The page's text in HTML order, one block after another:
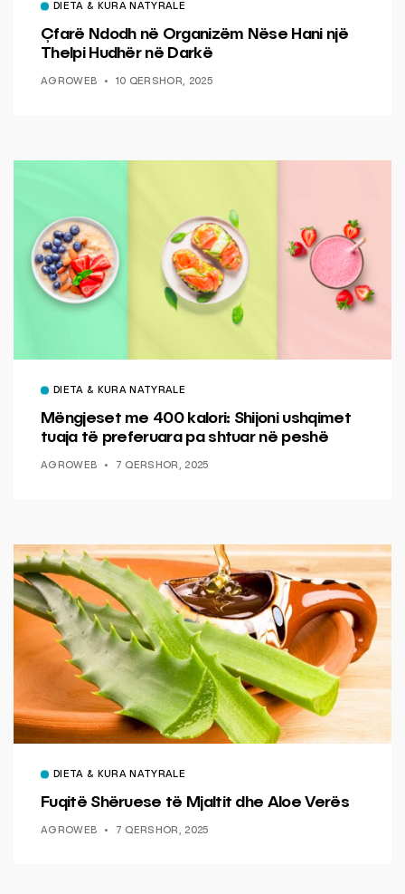
DIETA & KURA NATYRALE
Çfarë Ndodh në Organizëm Nëse Hani një
Thelpi Hudhër në Darkë
AGROWEB 10 QERSHOR, 2025
DIETA & KURA NATYRALE
Mëngjeset me 400 kalori: Shijoni ushqimet
tuaja të preferuara pa shtuar në peshë
AGROWEB 7 QERSHOR, 2025
DIETA & KURA NATYRALE
Fuqitë Shëruese të Mjaltit dhe Aloe Verës
AGROWEB 7 QERSHOR, 2025